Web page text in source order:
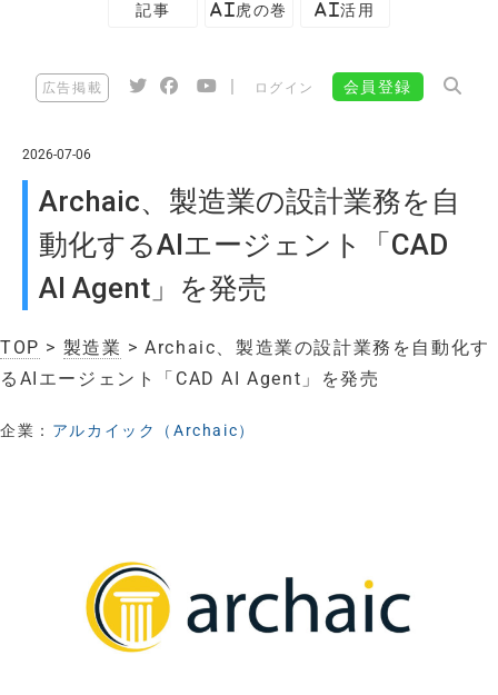
記事 AI虎の巻 AI活用
広告掲載 ログイン 会員登録
2026-07-06
Archaic、製造業の設計業務を自
動化するAIエージェント「CAD
AI Agent」を発売
TOP > 製造業 > Archaic、製造業の設計業務を自動化す
るAIエージェント「CAD AI Agent」を発売
企業： アルカイック（Archaic）